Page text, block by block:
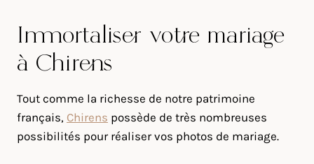
Immortaliser votre mariage
à Chirens
Tout comme la richesse de notre patrimoine
français, Chirens possède de très nombreuses
possibilités pour réaliser vos photos de mariage.